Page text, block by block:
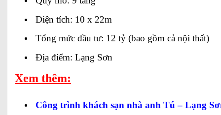
Diện tích: 10 x 22m
Tổng mức đầu tư: 12 tỷ (bao gồm cả nội thất)
Địa điểm: Lạng Sơn
Xem thêm:
Công trình khách sạn nhà anh Tú – Lạng